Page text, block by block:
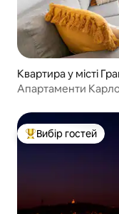
Квартира у місті
Апартаменти
Топ вибір гостей
Вибір гостей